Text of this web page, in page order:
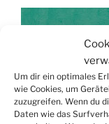
Um dir ein optimales
wie Cookies, um
zuzugreifen. Wenn du
Daten wie das